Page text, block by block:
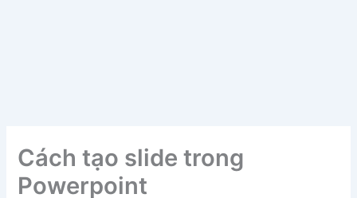
Cách tạo slide trong
Powerpoint